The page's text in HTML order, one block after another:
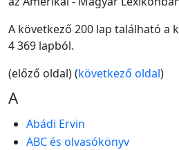
A következő 200 lap található a
4 369 lapból.
(előző oldal) (következő oldal)
A
Abádi Ervin
ABC és olvasókönyv